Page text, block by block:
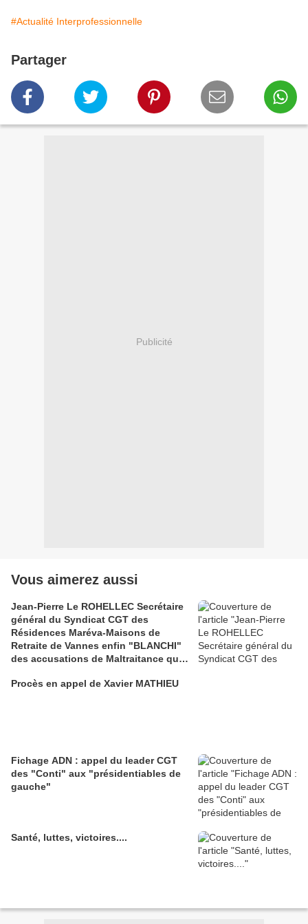
#Actualité Interprofessionnelle
Partager
Publicité
Vous aimerez aussi
Jean-Pierre Le ROHELLEC Secrétaire
général du Syndicat CGT des
Résidences Maréva-Maisons de
Retraite de Vannes enfin "BLANCHI"
des accusations de Maltraitance qui
Procès en appel de Xavier MATHIEU
Fichage ADN : appel du leader CGT
des "Conti" aux "présidentiables de
gauche"
Santé, luttes, victoires....